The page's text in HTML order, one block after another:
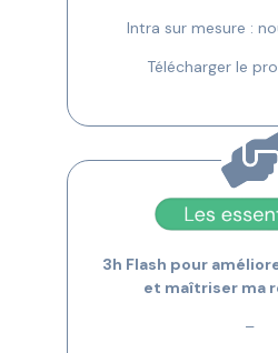
Intra sur mesure :
Télécharger le
3h Flash pour
et maîtriser ma
–